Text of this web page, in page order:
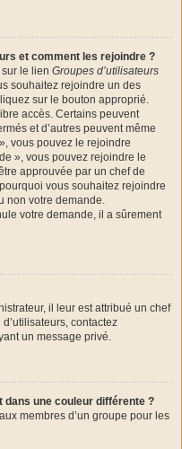
et comment les rejoindre ?
le lien Groupes d’utilisateurs
souhaitez rejoindre un des
sur le bouton approprié.
accès. Certains peuvent
et d’autres peuvent même
vous pouvez le rejoindre
», vous pouvez rejoindre le
approuvée par un chef de
vous souhaitez rejoindre
non votre demande.
votre demande, il a sûrement
il leur est attribué un chef
contactez
un message privé.
une couleur différente ?
membres d’un groupe pour les